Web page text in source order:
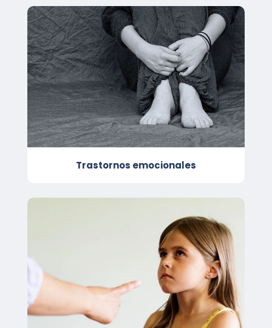
Trastornos emocionales